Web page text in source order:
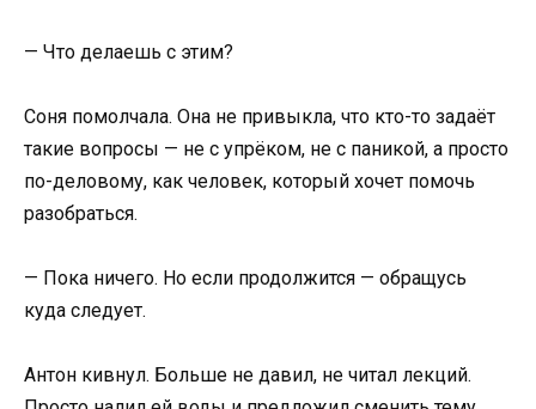
— Что делаешь с этим?
Соня помолчала. Она не привыкла, что кто-то задаёт
такие вопросы — не с упрёком, не с паникой, а просто
по-деловому, как человек, который хочет помочь
разобраться.
— Пока ничего. Но если продолжится — обращусь
куда следует.
Антон кивнул. Больше не давил, не читал лекций.